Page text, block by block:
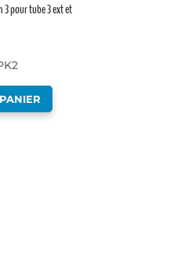
pour tube 3 ext et